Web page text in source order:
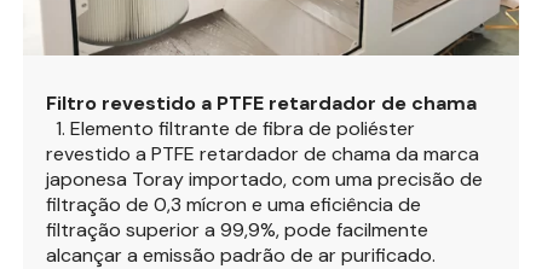
Filtro revestido a PTFE retardador de chama
1. Elemento filtrante de fibra de poliéster
revestido a PTFE retardador de chama da marca
japonesa Toray importado, com uma precisão de
filtração de 0,3 mícron e uma eficiência de
filtração superior a 99,9%, pode facilmente
alcançar a emissão padrão de ar purificado.